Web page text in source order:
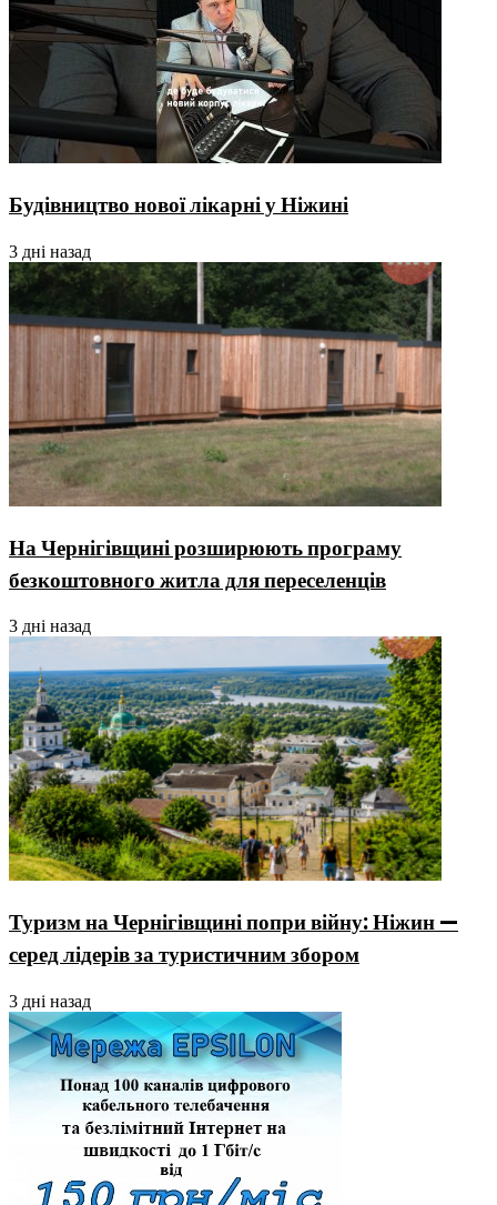
Будівництво нової лікарні у Ніжині
3 дні назад
На Чернігівщині розширюють програму
безкоштовного житла для переселенців
3 дні назад
Туризм на Чернігівщині попри війну: Ніжин —
серед лідерів за туристичним збором
3 дні назад